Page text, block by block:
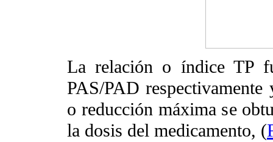
La relación o índice TP
PAS/PAD
o reducción máxima se
la dosis del medicamento, (